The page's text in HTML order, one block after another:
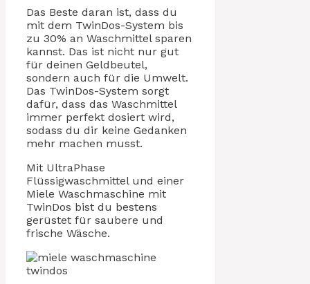
Das Beste daran ist, dass du
mit dem TwinDos-System bis
zu 30% an Waschmittel sparen
kannst. Das ist nicht nur gut
für deinen Geldbeutel,
sondern auch für die Umwelt.
Das TwinDos-System sorgt
dafür, dass das Waschmittel
immer perfekt dosiert wird,
sodass du dir keine Gedanken
mehr machen musst.
Mit UltraPhase
Flüssigwaschmittel und einer
Miele Waschmaschine mit
TwinDos bist du bestens
gerüstet für saubere und
frische Wäsche.